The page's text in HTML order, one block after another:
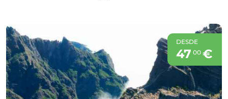
DESDE
47 00€